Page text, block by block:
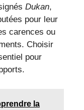
Dukan,
pour leur
carences ou
Choisir
pour
la